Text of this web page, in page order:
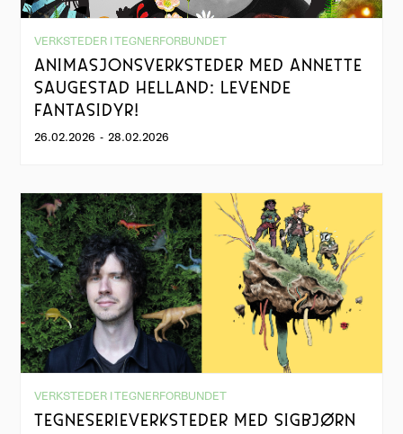
VERKSTEDER I TEGNERFORBUNDET
ANIMASJONSVERKSTEDER MED ANNETTE
SAUGESTAD HELLAND: LEVENDE
FANTASIDYR!
26.02.2026 - 28.02.2026
VERKSTEDER I TEGNERFORBUNDET
TEGNESERIEVERKSTEDER MED SIGBJØRN